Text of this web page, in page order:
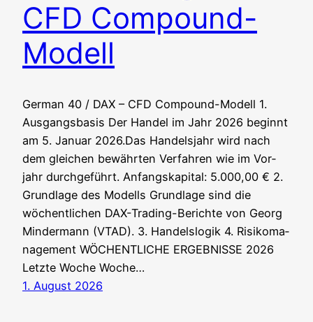
CFD Compound-
Modell
Ger­man 40 / DAX – CFD Compound-Modell 1.
Aus­gangs­ba­sis Der Han­del im Jahr 2026 beginnt
am 5. Janu­ar 2026.Das Han­dels­jahr wird nach
dem glei­chen bewähr­ten Ver­fah­ren wie im Vor­
jahr durchgeführt. Anfangs­ka­pi­tal: 5.000,00 € 2.
Grund­la­ge des Modells Grund­la­ge sind die
wöchent­li­chen DAX-Tra­ding-Berich­te von Georg
Min­der­mann (VTAD). 3. Han­dels­lo­gik 4. Risi­ko­ma­
nage­ment WÖCHENTLICHE ERGEBNISSE 2026
Letz­te Woche Woche…
1. August 2026